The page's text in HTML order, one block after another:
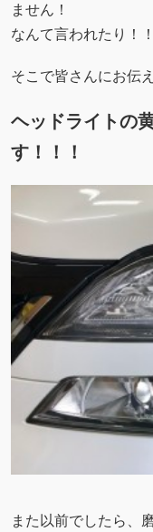
ません！
なんて言われたり！！
そこで皆さんにお伝
ヘッドライトの
す！！！
また以前でしたら、